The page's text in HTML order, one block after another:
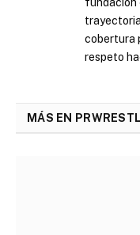
fundación
cobertura
respeto
MÁS EN